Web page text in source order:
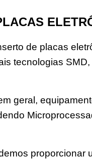
de placas
tecnologias
geral,
proporcionar